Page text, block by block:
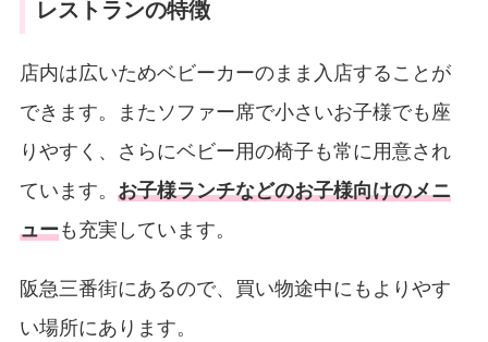
レストランの特徴
店内は広いためベビーカーのまま入店することが
できます。またソファー席で小さいお子様でも座
りやすく、さらにベビー用の椅子も常に用意され
ています。 お子様ランチなどのお子様向けのメニ
ューも充実しています。
阪急三番街にあるので、買い物途中にもよりやす
い場所にあります。